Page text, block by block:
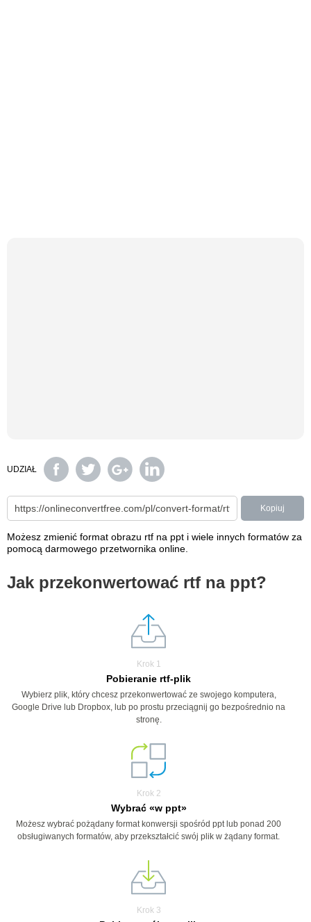
UDZIAŁ
Kopiuj
Możesz zmienić format obrazu rtf na ppt i wiele innych formatów za
pomocą darmowego przetwornika online.
Jak przekonwertować rtf na ppt?
Krok 1
Pobieranie rtf-plik
Wybierz plik, który chcesz przekonwertować ze swojego komputera,
Google Drive lub Dropbox, lub po prostu przeciągnij go bezpośrednio na
stronę.
Krok 2
Wybrać «w ppt»
Możesz wybrać pożądany format konwersji spośród ppt lub ponad 200
obsługiwanych formatów, aby przekształcić swój plik w żądany format.
Krok 3